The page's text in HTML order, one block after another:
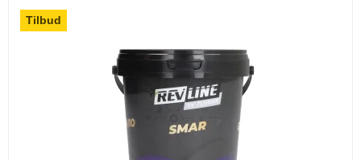
Tilbud